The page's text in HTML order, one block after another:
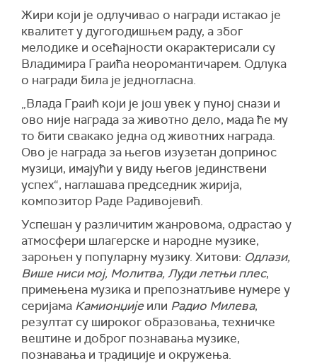
Жири који је одлучивао о награди истакао је
квалитет у дугогодишњем раду, а због
мелодике и осећајности окарактерисали су
Владимира Граића неоромантичарем. Одлука
о награди била је једногласна.
„Влада Граић који је још увек у пуној снази и
ово није награда за животно дело, мада ће му
то бити свакако једна од животних награда.
Ово је награда за његов изузетан допринос
музици, имајући у виду његов јединствени
успех“, наглашава председник жирија,
композитор Раде Радивојевић.
Успешан у различитим жанровома, одрастао у
атмосфери шлагерске и народне музике,
зароњен у популарну музику. Хитови: Одлази,
Више ниси мој, Молитва, Луди летњи плес,
примењена музика и препознатљиве нумере у
серијама Камионџијеили Радио Милева,
резултат су широког образовања, техничке
вештине и доброг познавања музике,
познавања и традиције и окружења.